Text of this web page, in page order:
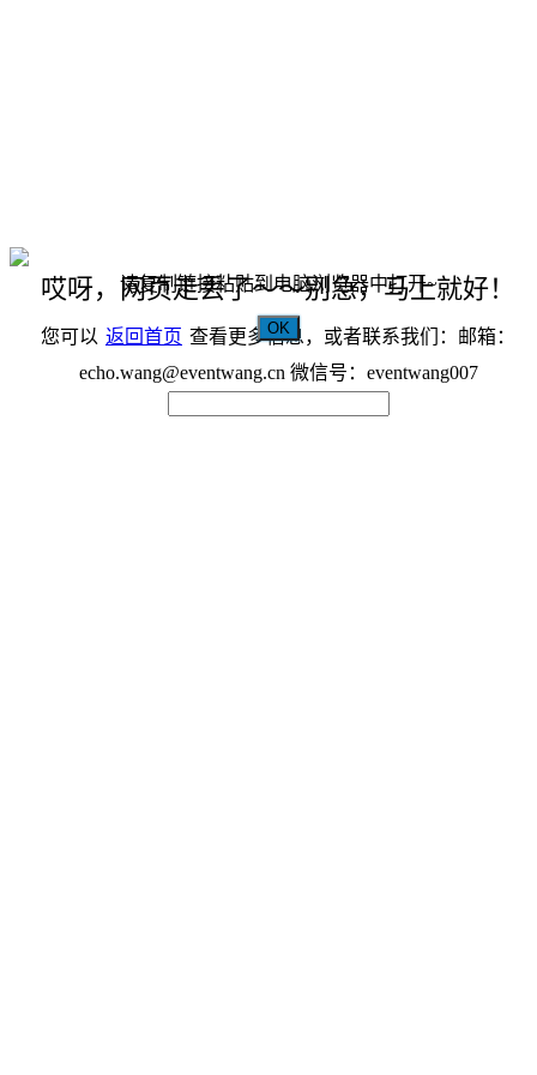
哎呀，网页走丢了～～别急，马上就好！
您可以 返回首页 查看更多信息，或者联系我们：邮箱：
echo.wang@eventwang.cn 微信号：eventwang007
请复制链接粘贴到电脑浏览器中打开~
OK